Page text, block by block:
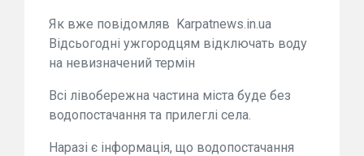
Як вже повідомляв Karpatnews.in.ua
Відсьогодні ужгородцям відключать воду
на невизначений термін
Всі лівобережна частина міста буде без
водопостачання та прилеглі села.
Наразі є інформація, що водопостачання